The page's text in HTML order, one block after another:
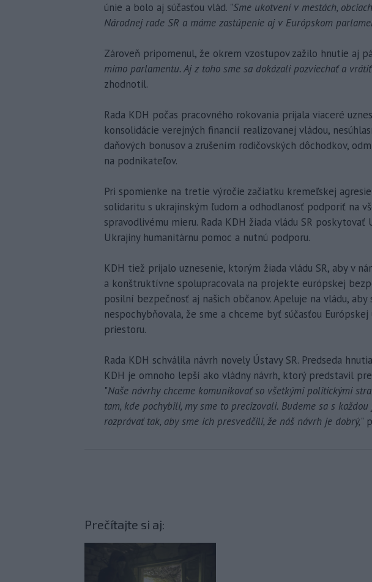
únie a bolo aj súčasťou vlád. "Sme ukotvení v mestách,
Národnej rade SR a máme zastúpenie aj v Európskom
Zároveň pripomenul, že okrem vzostupov zažilo hnutie aj
mimo parlamentu. Aj z toho sme sa dokázali pozviechať a
zhodnotil.
Rada KDH počas pracovného rokovania prijala viaceré
konsolidácie verejných financií realizovanej vládou,
daňových bonusov a zrušením rodičovských dôchodkov,
na podnikateľov.
Pri spomienke na tretie výročie začiatku kremeľskej
solidaritu s ukrajinským ľudom a odhodlanosť podporiť na
spravodlivému mieru. Rada KDH žiada vládu SR poskytovať
Ukrajiny humanitárnu pomoc a nutnú podporu.
KDH tiež prijalo uznesenie, ktorým žiada vládu SR, aby v
a konštruktívne spolupracovala na projekte európskej
posilní bezpečnosť aj našich občanov. Apeluje na vládu, aby
nespochybňovala, že sme a chceme byť súčasťou
priestoru.
Rada KDH schválila návrh novely Ústavy SR. Predseda
KDH je omnoho lepší ako vládny návrh, ktorý predstavil
"Naše návrhy chceme komunikovať so všetkými politickými
tam, kde pochybili, my sme to precizovali. Budeme sa s
rozprávať tak, aby sme ich presvedčili, že náš návrh je dobrý,"
Prečítajte si aj: